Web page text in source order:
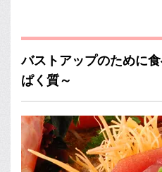
バストアップのために
ぱく質～